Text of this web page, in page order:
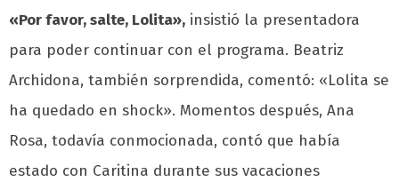
«Por favor, salte, Lolita», insistió la presentadora
para poder continuar con el programa. Beatriz
Archidona, también sorprendida, comentó: «Lolita se
ha quedado en shock». Momentos después, Ana
Rosa, todavía conmocionada, contó que había
estado con Caritina durante sus vacaciones